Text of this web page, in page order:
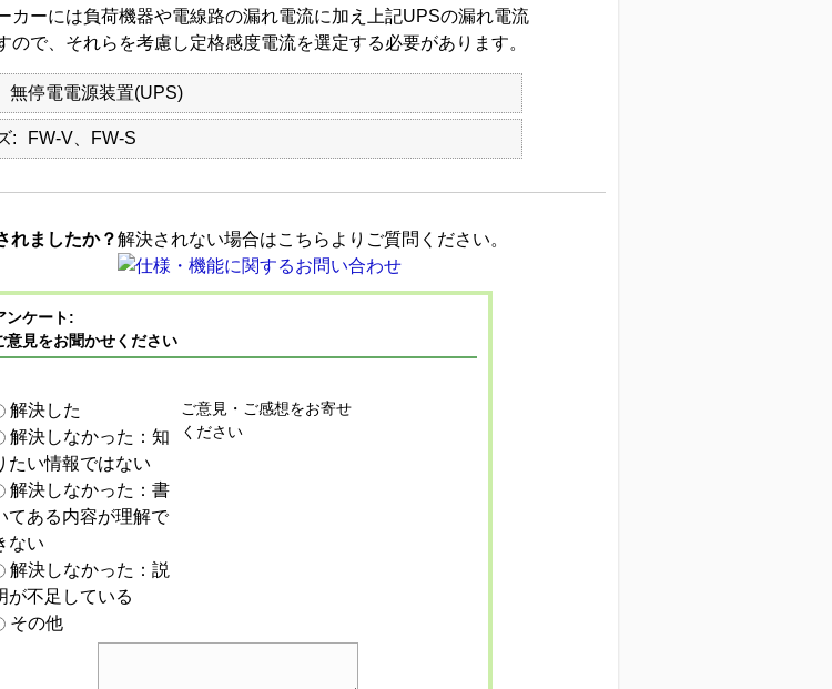
カーには負荷機器や電線路の漏れ電流に加え上記UPSの漏れ電流
ので、それらを考慮し定格感度電流を選定する必要があります。
無停電電源装置(UPS)
FW-V、FW-S
れましたか？解決されない場合はこちらよりご質問ください。
ンケート:
意見をお聞かせください
解決した
解決しなかった：知
たい情報ではない
解決しなかった：書
てある内容が理解で
ない
解決しなかった：説
が不足している
その他
ご意見・ご感想をお寄せ
ください